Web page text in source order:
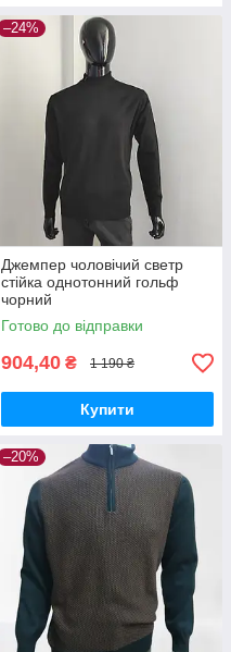
–24%
Джемпер чоловічий светр
стійка однотонний гольф
чорний
Готово до відправки
904,40 ₴ 1 190 ₴
Купити
–20%